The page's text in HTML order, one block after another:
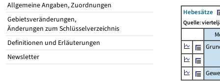
Allgemeine Angaben, Zuordnungen
Gebietsveränderungen,
Änderungen zum Schlüsselverzeichnis
Definitionen und Erläuterungen
Newsletter
Hebesätze
Quelle: